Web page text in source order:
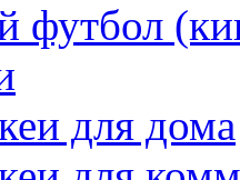
футбол
для дома